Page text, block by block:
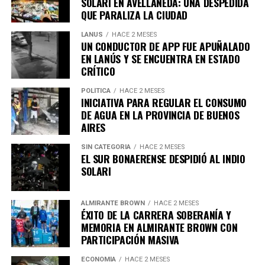
Si se considera el total anual, esto se traduce en unas
560 toneladas de alimentos que terminan en la basura.
La legisladora propone una alternativa: reemplazar esta
tradición por kits ecológicos, una opción que parece
viable y razonable a partir de los números.
Además de abordar la cuestión alimentaria, el proyecto
de ley tiene como meta promover un impacto positivo
en el medio ambiente, dado que las festividades actuales
CAMPAÑA DE CINE SOLIDARIO: DONA
FRAZADAS Y OBTEN ENTRADAS
QUE PARALIZA LA CIUDAD
LANUS HACE 2 MESES
UN CONDUCTOR DE APP FUE APUÑALADO
EN LANÚS Y SE ENCUENTRA EN ESTADO
CRÍTICO
POLÍTICA HACE 2 MESES
INICIATIVA PARA REGULAR EL CONSUMO
DE AGUA EN LA PROVINCIA DE BUENOS
AIRES
SIN CATEGORIA HACE 2 MESES
EL SUR BONAERENSE DESPIDIÓ AL INDIO
SOLARI
ALMIRANTE BROWN HACE 2 MESES
ÉXITO DE LA CARRERA SOBERANÍA Y
MEMORIA EN ALMIRANTE BROWN CON
PARTICIPACIÓN MASIVA
ECONOMÍA HACE 2 MESES